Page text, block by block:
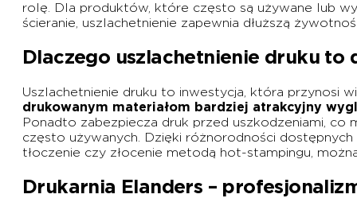
rolę. Dla produktów, które często są używane lub
ścieranie, uszlachetnienie zapewnia dłuższą
Dlaczego uszlachetnienie druku to
Uszlachetnienie druku to inwestycja, która przynosi
drukowanym materiałom bardziej atrakcyjny
Ponadto zabezpiecza druk przed uszkodzeniami, co
często używanych. Dzięki różnorodności
tłoczenie czy złocenie metodą hot-stampingu,
Drukarnia Elanders –